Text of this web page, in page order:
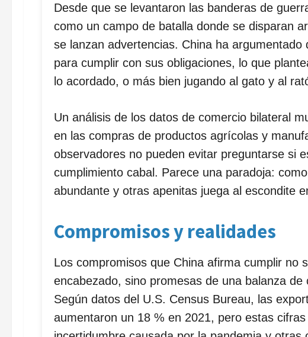
Desde que se levantaron las banderas de
como un campo de batalla donde se disparan
se lanzan advertencias. China ha
para cumplir con sus obligaciones, lo que
lo acordado, o más bien jugando al gato y al
Un análisis de los datos de comercio bilateral
en las compras de productos agrícolas y
observadores no pueden evitar preguntarse si
cumplimiento cabal. Parece una paradoja:
abundante y otras apenitas juega al escondite
Compromisos y realidades
Los compromisos que China afirma cumplir no
encabezado, sino promesas de una balanza
Según datos del U.S. Census Bureau, las
aumentaron un 18 % en 2021, pero estas